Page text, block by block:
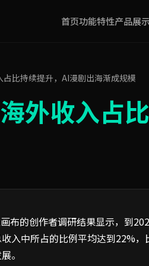
首页功能特性产品展示
比持续提升，AI漫剧出海渐成规模
外收入占
布的创作者调研结果显示，到
入中所占的比例平均达到22%
。